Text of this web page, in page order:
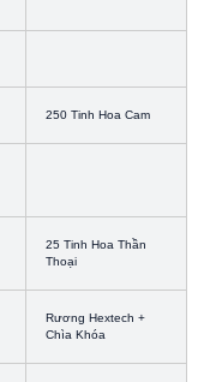
250 Tinh Hoa Cam
25 Tinh Hoa Thần
Thoại
Rương Hextech +
Chìa Khóa